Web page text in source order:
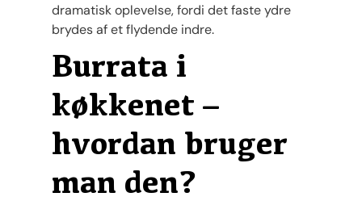
dramatisk oplevelse, fordi det faste ydre
brydes af et flydende indre.
Burrata i
køkkenet –
hvordan bruger
man den?